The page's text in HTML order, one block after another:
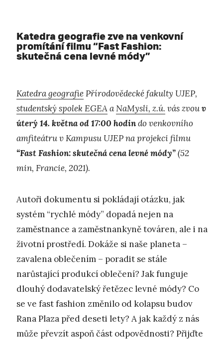
Katedra geografie zve na venkovní
promítání filmu “Fast Fashion:
skutečná cena levné módy”
Katedra geografiePřírodovědecké fakulty UJEP,
studentský spolek EGEAaNaMysli, z.ú. vás zvouv
úterý 14. května od 17:00 hodindo venkovního
amfiteátru v Kampusu UJEP na projekci filmu
“Fast Fashion: skutečná cena levné módy”(52
min, Francie, 2021).
Autoři dokumentu si pokládají otázku, jak
systém “rychlé módy” dopadá nejen na
zaměstnance a zaměstnankyně továren, ale i na
životní prostředí. Dokáže si naše planeta –
zavalena oblečením – poradit se stále
narůstající produkcí oblečení? Jak funguje
dlouhý dodavatelský řetězec levné módy? Co
se ve fast fashion změnilo od kolapsu budov
Rana Plaza před deseti lety? A jak každý z nás
může převzít aspoň část odpovědnosti? Přijďte